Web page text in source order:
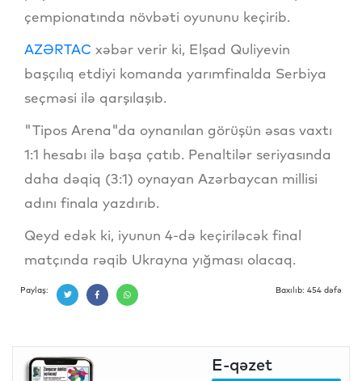
çempionatında növbəti oyununu keçirib.
AZƏRTAC xəbər verir ki, Elşad Quliyevin
başçılıq etdiyi komanda yarımfinalda Serbiya
seçməsi ilə qarşılaşıb.
"Tipos Arena"da oynanılan görüşün əsas vaxtı
1:1 hesabı ilə başa çatıb. Penaltilər seriyasında
daha dəqiq (3:1) oynayan Azərbaycan millisi
adını finala yazdırıb.
Qeyd edək ki, iyunun 4-də keçiriləcək final
matçında rəqib Ukrayna yığması olacaq.
Paylaş: Baxılıb: 454 dəfə
E-qəzet